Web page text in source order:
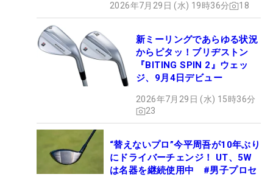
2026年7月29日 (水) 19時36分 18
新ミーリングであらゆる状況
からピタッ！ブリヂストン
『BITING SPIN 2』ウェッ
ジ、9月4日デビュー
2026年7月29日 (水) 15時36分
23
“替えないプロ”今平周吾が10年ぶり
にドライバーチェンジ！ UT、5W
は名器を継続使用中 #男子プロセ